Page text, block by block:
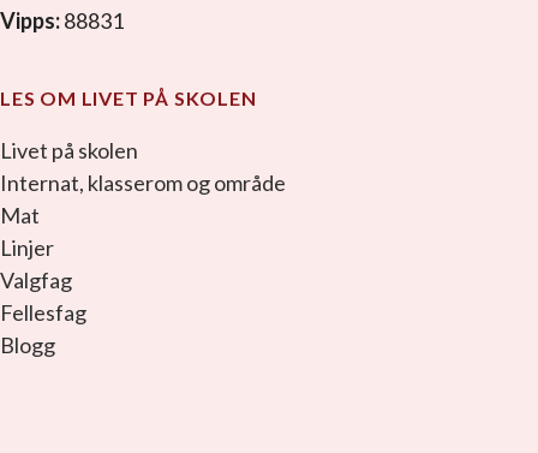
Vipps:88831
LES OM LIVET PÅ SKOLEN
Livet på skolen
Internat, klasserom og område
Mat
Linjer
Valgfag
Fellesfag
Blogg